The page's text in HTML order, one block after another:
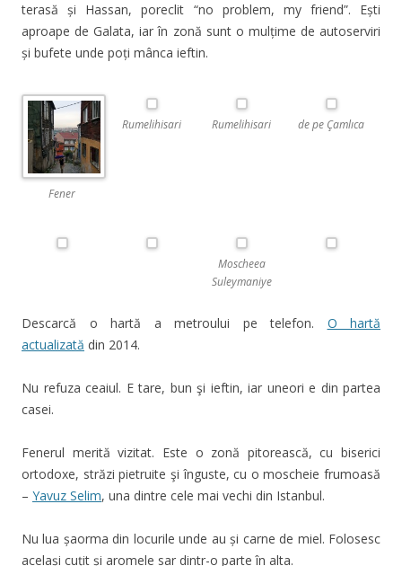
terasă și Hassan, poreclit “no problem, my friend”. Ești
aproape de Galata, iar în zonă sunt o mulțime de autoserviri
și bufete unde poți mânca ieftin.
Fener
Rumelihisari Rumelihisari de pe Çamlıca
Moscheea
Suleymaniye
Descarcă o hartă a metroului pe telefon. O hartă
actualizată din 2014.
Nu refuza ceaiul. E tare, bun şi ieftin, iar uneori e din partea
casei.
Fenerul merită vizitat. Este o zonă pitorească, cu biserici
ortodoxe, străzi pietruite şi înguste, cu o moscheie frumoasă
– Yavuz Selim, una dintre cele mai vechi din Istanbul.
Nu lua șaorma din locurile unde au și carne de miel. Folosesc
același cuțit și aromele sar dintr-o parte în alta.